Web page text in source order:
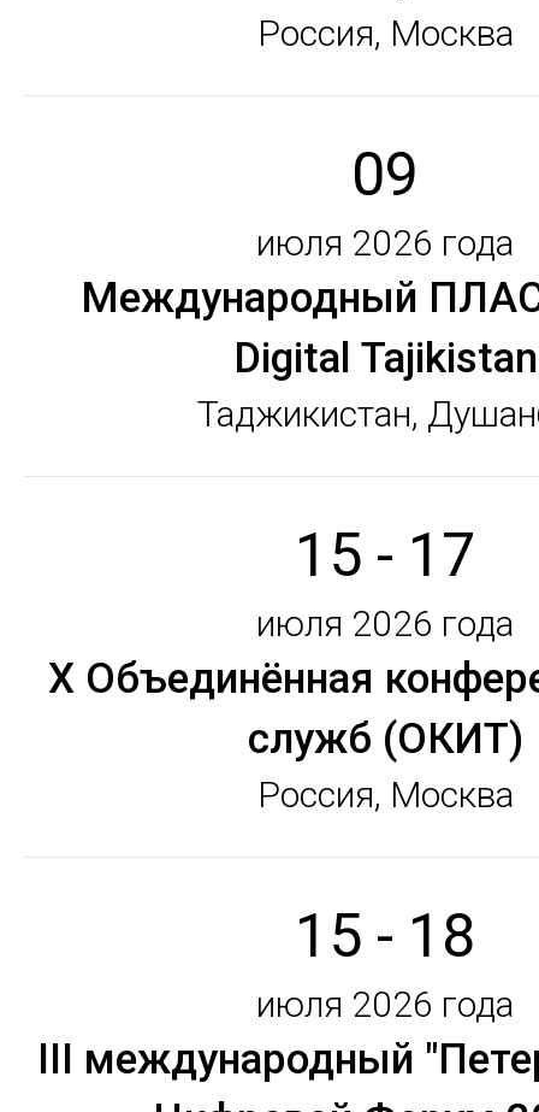
Россия, Москва
09
июля 2026 года
Международный
Digital Tajikistan
Таджикистан,
15 - 17
июля 2026 года
X Объединённая
служб (ОКИТ)
Россия, Москва
15 - 18
июля 2026 года
III международный